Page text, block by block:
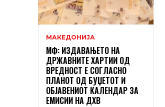
МАКЕДОНИЈА
МФ: ИЗДАВАЊЕТО НА
ДРЖАВНИТЕ ХАРТИИ ОД
ВРЕДНОСТ Е СОГЛАСНО
ПЛАНОТ ОД БУЏЕТОТ И
ОБЈАВЕНИОТ КАЛЕНДАР ЗА
ЕМИСИИ НА ДХВ